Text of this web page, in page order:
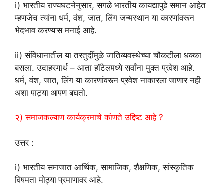
i) भारतीय राज्यघटनेनुसार, सगळे भारतीय कायद्यापुढे समान आहेत
म्हणजेच त्यांना धर्म, वंश, जात, लिंग जन्मस्थान या कारणांवरून
भेदभाव करण्यास मनाई आहे.
ii) संविधानातील या तरतुदींमुळे जातिव्यवस्थेच्या चौकटीला धक्का
बसला. उदाहरणार्थ – आता हॉटेलमध्ये सर्वांना मुक्त प्रवेश आहे.
धर्म, वंश, जात, लिंग या कारणांवरून प्रवेश नाकारला जाणार नही
अशा पाट्या आपण बघतो.
२) समाजकल्याण कार्यक्रमाचे कोणते उद्दिष्ट आहे ?
उत्तर :
i) भारतीय समाजात आर्थिक, सामाजिक, शैक्षणिक, सांस्कृतिक
विषमता मोठ्या प्रमाणावर आहे.